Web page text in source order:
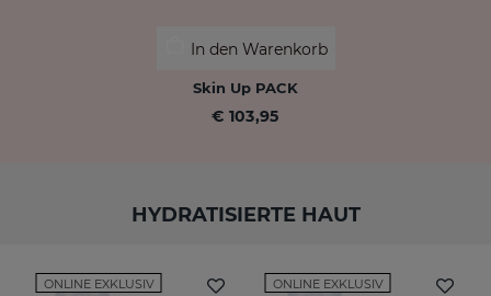
In den Warenkorb
Skin Up PACK
€ 103,95
HYDRATISIERTE HAUT
ONLINE EXKLUSIV ONLINE EXKLUSIV